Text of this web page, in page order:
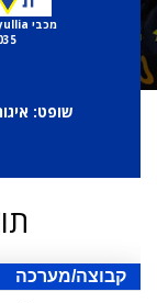
מכבי yullia תל אביב
שופט:
קבוצה/מערכה